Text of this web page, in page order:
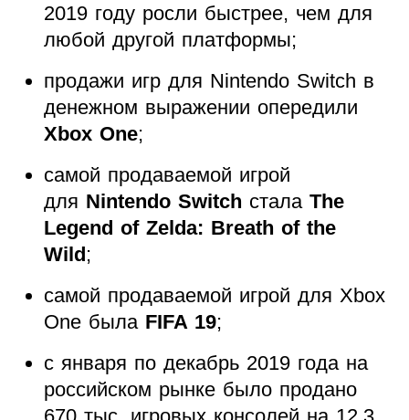
2019 году росли быстрее, чем для
любой другой платформы;
продажи игр для Nintendo Switch в
денежном выражении опередили
Xbox One;
самой продаваемой игрой
для Nintendo Switch стала The
Legend of Zelda: Breath of the
Wild;
самой продаваемой игрой для Xbox
One была FIFA 19;
с января по декабрь 2019 года на
российском рынке было продано